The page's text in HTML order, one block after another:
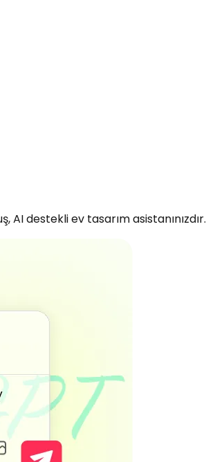
destekli ev tasarım asistanınızdır.